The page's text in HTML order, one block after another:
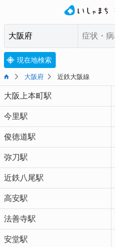
現在地検索
大阪府 近鉄大阪線
大阪上本町駅
今里駅
俊徳道駅
弥刀駅
近鉄八尾駅
高安駅
法善寺駅
安堂駅